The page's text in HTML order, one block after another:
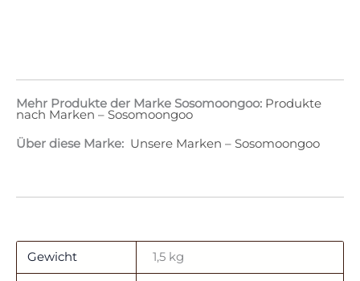
Mehr Produkte der Marke Sosomoongoo: Produkte
nach Marken – Sosomoongoo
Über diese Marke: Unsere Marken – Sosomoongoo
Gewicht 1,5 kg